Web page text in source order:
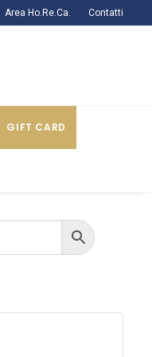
Area Ho.Re.Ca. Contatti
GIFT CARD